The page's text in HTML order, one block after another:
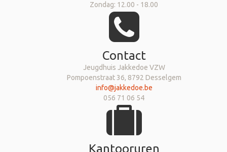
Zondag: 12.00 - 18.00
Contact
Jeugdhuis Jakkedoe VZW
Pompoenstraat 36, 8792 Desselgem
info@jakkedoe.be
056 71 06 54
Kantooruren